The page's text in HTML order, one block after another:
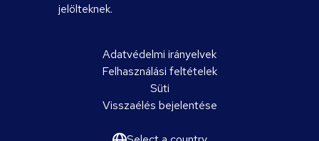
jelölteknek.
Adatvédelmi irányelvek
Felhasználási feltételek
Süti
Visszaélés bejelentése